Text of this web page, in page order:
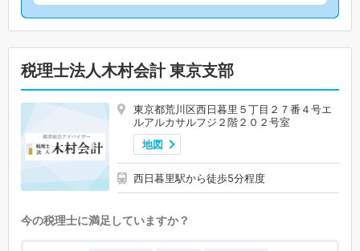
税理士法人木村会計 東京支部
東京都荒川区西日暮里５丁目２７番４号エ
ルアルカサルフジ２階２０２号室
地図
西日暮里駅から徒歩5分程度
今の税理士に満足していますか？